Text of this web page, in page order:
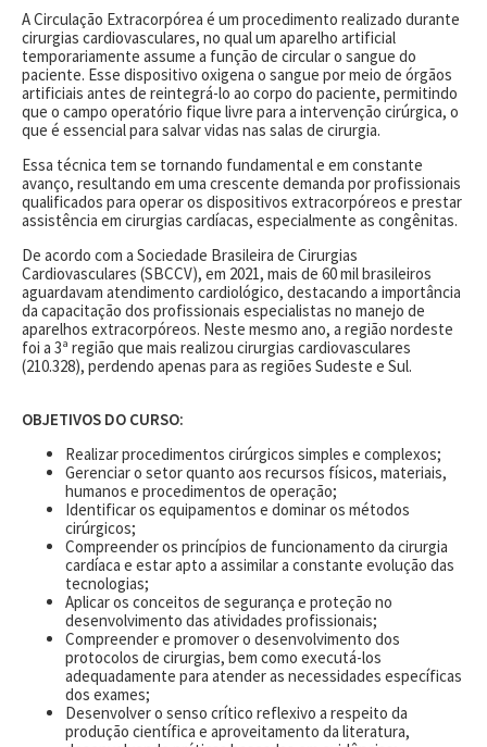
A Circulação Extracorpórea é um procedimento realizado durante
cirurgias cardiovasculares, no qual um aparelho artificial
temporariamente assume a função de circular o sangue do
paciente. Esse dispositivo oxigena o sangue por meio de órgãos
artificiais antes de reintegrá-lo ao corpo do paciente, permitindo
que o campo operatório fique livre para a intervenção cirúrgica, o
que é essencial para salvar vidas nas salas de cirurgia.
Essa técnica tem se tornando fundamental e em constante
avanço, resultando em uma crescente demanda por profissionais
qualificados para operar os dispositivos extracorpóreos e prestar
assistência em cirurgias cardíacas, especialmente as congênitas.
De acordo com a Sociedade Brasileira de Cirurgias
Cardiovasculares (SBCCV), em 2021, mais de 60 mil brasileiros
aguardavam atendimento cardiológico, destacando a importância
da capacitação dos profissionais especialistas no manejo de
aparelhos extracorpóreos. Neste mesmo ano, a região nordeste
foi a 3ª região que mais realizou cirurgias cardiovasculares
(210.328), perdendo apenas para as regiões Sudeste e Sul.
OBJETIVOS DO CURSO:
Realizar procedimentos cirúrgicos simples e complexos;
Gerenciar o setor quanto aos recursos físicos, materiais,
humanos e procedimentos de operação;
Identificar os equipamentos e dominar os métodos
cirúrgicos;
Compreender os princípios de funcionamento da cirurgia
cardíaca e estar apto a assimilar a constante evolução das
tecnologias;
Aplicar os conceitos de segurança e proteção no
desenvolvimento das atividades profissionais;
Compreender e promover o desenvolvimento dos
protocolos de cirurgias, bem como executá-los
adequadamente para atender as necessidades específicas
dos exames;
Desenvolver o senso crítico reflexivo a respeito da
produção científica e aproveitamento da literatura,